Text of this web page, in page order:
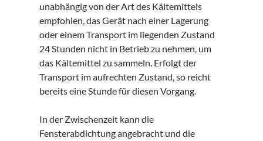
unabhängig von der Art des Kältemittels
empfohlen, das Gerät nach einer Lagerung
oder einem Transport im liegenden Zustand
24 Stunden nicht in Betrieb zu nehmen, um
das Kältemittel zu sammeln. Erfolgt der
Transport im aufrechten Zustand, so reicht
bereits eine Stunde für diesen Vorgang.
In der Zwischenzeit kann die
Fensterabdichtung angebracht und die